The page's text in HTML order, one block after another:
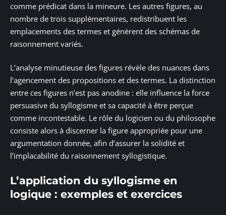
comme prédicat dans la mineure. Les autres figures, au
nombre de trois supplémentaires, redistribuent les
emplacements des termes et génèrent des schémas de
raisonnement variés.
L’analyse minutieuse des figures révèle des nuances dans
l’agencement des propositions et des termes. La distinction
entre ces figures n’est pas anodine : elle influence la force
persuasive du syllogisme et sa capacité à être perçue
comme incontestable. Le rôle du logicien ou du philosophe
consiste alors à discerner la figure appropriée pour une
argumentation donnée, afin d’assurer la solidité et
l’implacabilité du raisonnement syllogistique.
L’application du syllogisme en
logique : exemples et exercices